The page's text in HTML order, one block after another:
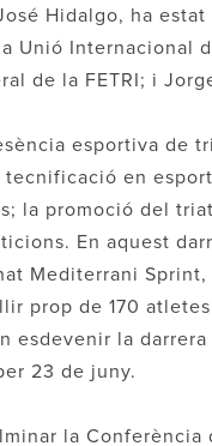
Hidalgo, ha
Unió Internacional
de la FETRI; i
esportiva de
en
la promoció del
En aquest
Mediterrani
prop de 170
esdevenir la
23 de juny.
la